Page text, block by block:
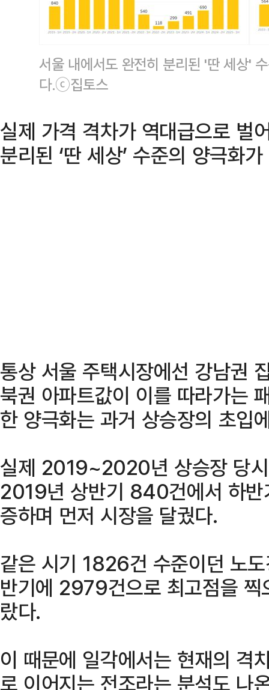
서울 내에서도 완전히 분리된 '딴 세상'
다.ⓒ집토스
실제 가격 격차가 역대급으로 벌
분리된 ‘딴 세상’ 수준의 양극화
통상 서울 주택시장에선 강남권
북권 아파트값이 이를 따라가는
한 양극화는 과거 상승장의 초입
실제 2019~2020년 상승장 당
2019년 상반기 840건에서 하
증하며 먼저 시장을 달궜다.
같은 시기 1826건 수준이던 노
반기에 2979건으로 최고점을 찍
랐다.
이 때문에 일각에서는 현재의 격
로 이어지는 전조라는 분석도 나